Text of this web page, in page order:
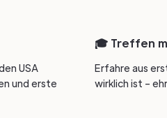
USA
und erste
🎓 Treffen
Erfahre aus
wirklich ist –